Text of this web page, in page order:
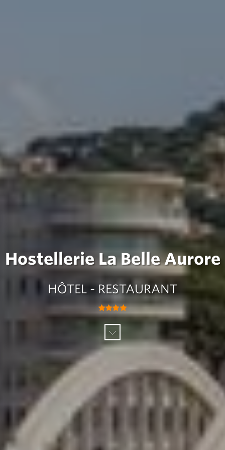
Hostellerie La Belle Aurore
HÔTEL - RESTAURANT